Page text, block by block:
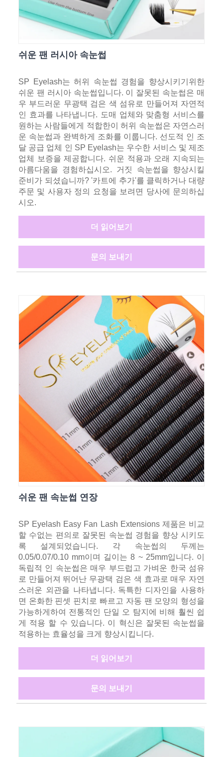
쉬운 팬 러시아 속눈썹
SP Eyelash는 허위 속눈썹 경험을 향상시키기위한
쉬운 팬 러시아 속눈썹입니다. 이 잘못된 속눈썹은 매
우 부드러운 무광택 검은 색 섬유로 만들어져 자연적
인 효과를 나타냅니다. 도매 업체와 맞춤형 서비스를
원하는 사람들에게 적합한이 허위 속눈썹은 자연스러
운 속눈썹과 완벽하게 조화를 이룹니다. 선도적 인 조
달 공급 업체 인 SP Eyelash는 우수한 서비스 및 제조
업체 보증을 제공합니다. 쉬운 적용과 오래 지속되는
아름다움을 경험하십시오. 거짓 속눈썹을 향상시킬
준비가 되셨습니까? '카트에 추가'를 클릭하거나 대량
주문 및 사용자 정의 요청을 보려면 당사에 문의하십
시오.
더 읽어보기
문의 보내기
쉬운 팬 속눈썹 연장
SP Eyelash Easy Fan Lash Extensions 제품은 비교
할 수없는 편의로 잘못된 속눈썹 경험을 향상 시키도
록 설계되었습니다. 각 속눈썹의 두께는
0.05/0.07/0.10 mm이며 길이는 8 ~ 25mm입니다. 이
독립적 인 속눈썹은 매우 부드럽고 가벼운 한국 섬유
로 만들어져 뛰어난 무광택 검은 색 효과로 매우 자연
스러운 외관을 나타냅니다. 독특한 디자인을 사용하
면 온화한 핀셋 핀치로 빠르고 자동 팬 모양의 형성을
가능하게하여 전통적인 단일 오 탐지에 비해 훨씬 쉽
게 적용 할 수 있습니다. 이 혁신은 잘못된 속눈썹을
적용하는 효율성을 크게 향상시킵니다.
더 읽어보기
문의 보내기